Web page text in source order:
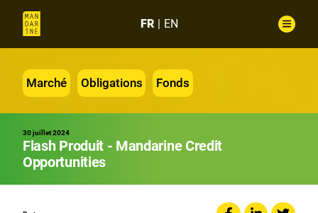
FR EN
Marché Obligations Fonds
30 juillet 2024
Flash Produit - Mandarine Credit
Opportunities